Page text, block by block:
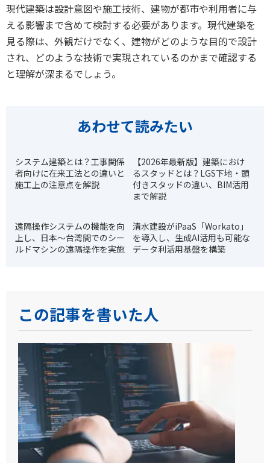
現代建築は設計意図や施工技術、建物が都市や利用者に与
える影響まで含めて検討する必要があります。現代建築を
見る際は、外観だけでなく、建物がどのような目的で設計
され、どのような技術で実現されているのかまで確認する
と理解が深まるでしょう。
あわせて読みたい
システム建築とは？工事関係
者向けに在来工法との違いと
施工上の注意点を解説
【2026年最新版】建築におけ
るスタッドとは？LGS下地・頭
付きスタッドの違い、BIM活用
まで解説
遠隔操作システムの機能を向
上し、日本～台湾間でのシー
ルドマシンの遠隔操作を実施
清水建設がiPaaS「Workato」
を導入し、生成AI活用も可能な
データ利活用基盤を構築
この記事を書いた人